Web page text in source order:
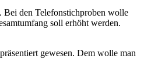
Bei den Telefonstichproben wolle
soll erhöht werden.
gewesen. Dem wolle man